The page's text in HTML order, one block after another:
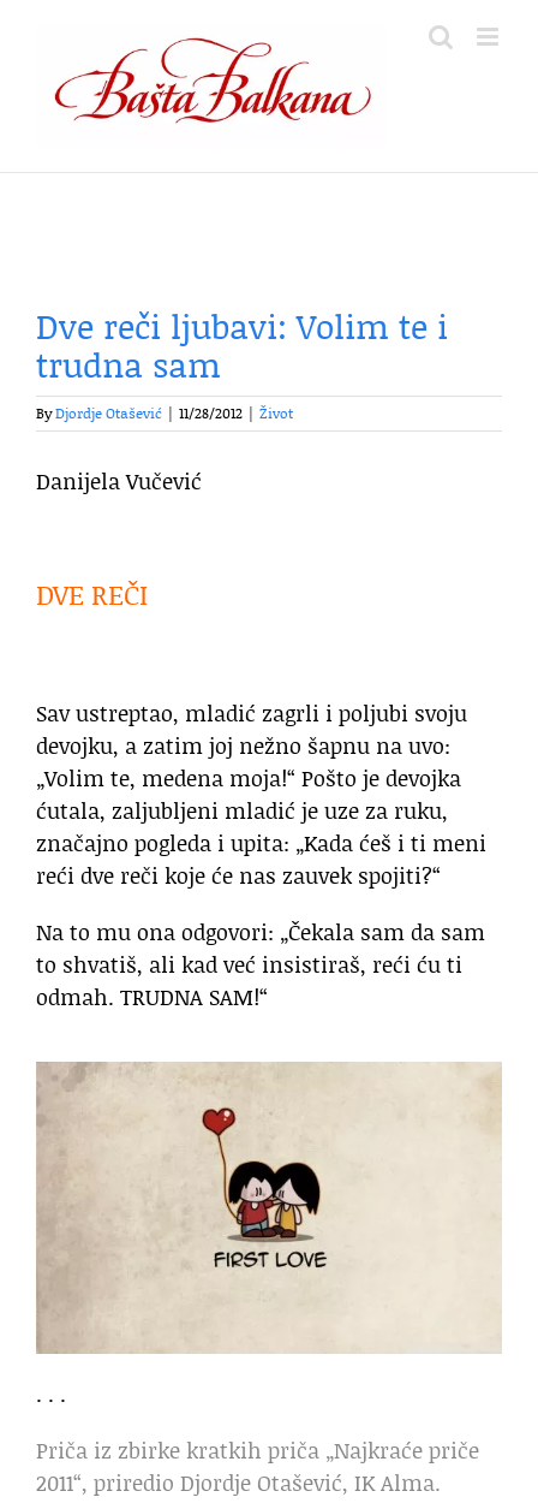
content
Dve reči ljubavi: Volim te i
trudna sam
ByDjordje Otašević 11/28/2012 Život
Danijela Vučević
DVE REČI
Sav ustreptao, mladić zagrli i poljubi svoju
devojku, a zatim joj nežno šapnu na uvo:
„Volim te, medena moja!“ Pošto je devojka
ćutala, zaljubljeni mladić je uze za ruku,
značajno pogleda i upita: „Kada ćeš i ti meni
reći dve reči koje će nas zauvek spojiti?“
Na to mu ona odgovori: „Čekala sam da sam
to shvatiš, ali kad već insistiraš, reći ću ti
odmah. TRUDNA SAM!“
. . .
Priča iz zbirke kratkih priča „Najkraće priče
2011“, priredio Djordje Otašević, IK Alma.